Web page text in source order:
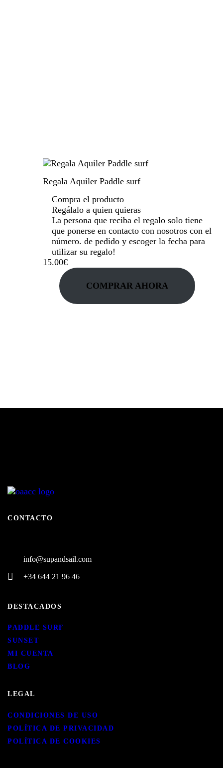
Regala Aquiler Paddle surf
Compra el producto
Regálalo a quien quieras
La persona que reciba el regalo solo tiene
que ponerse en contacto con nosotros con el
número. de pedido y escoger la fecha para
utilizar su regalo!
15.00€
COMPRAR AHORA
CONTACTO
info@supandsail.com
+34 644 21 96 46
DESTACADOS
PADDLE SURF
SUNSET
MI CUENTA
BLOG
LEGAL
CONDICIONES DE USO
POLÍTICA DE PRIVACIDAD
POLÍTICA DE COOKIES